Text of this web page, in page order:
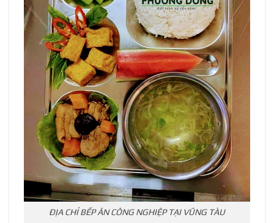
ĐỊA CHỈ BẾP ĂN CÔNG NGHIỆP TẠI VŨNG TÀU